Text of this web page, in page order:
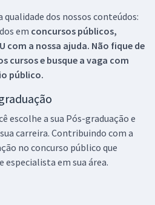
dos nossos conteúdos:
em concursos públicos,
com a nossa ajuda. Não fique de
cursos e busque a vaga com
público.
escolhe a sua Pós-graduação e
carreira. Contribuindo com a
no concurso público que
em sua área.